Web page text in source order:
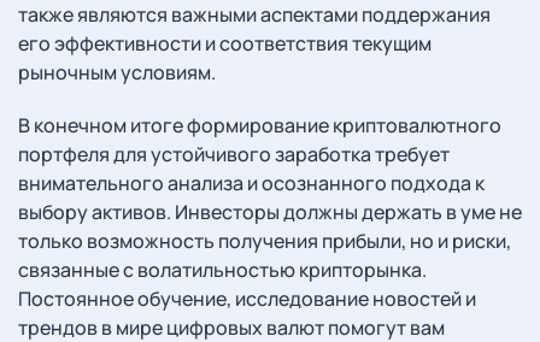
также являются важными аспектами поддержания
его эффективности и соответствия текущим
рыночным условиям.
В конечном итоге формирование криптовалютного
портфеля для устойчивого заработка требует
внимательного анализа и осознанного подхода к
выбору активов. Инвесторы должны держать в уме не
только возможность получения прибыли, но и риски,
связанные с волатильностью крипторынка.
Постоянное обучение, исследование новостей и
трендов в мире цифровых валют помогут вам